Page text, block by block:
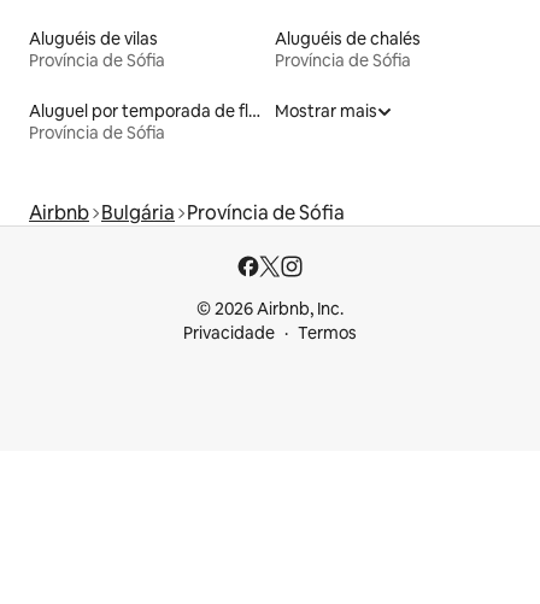
Aluguéis de vilas
Província de Sófia
Aluguéis de chalés
Província de Sófia
Aluguel por temporada de flats
Província de Sófia
Mostrar mais
Airbnb Bulgária Província de Sófia
© 2026 Airbnb, Inc.
Privacidade
Termos